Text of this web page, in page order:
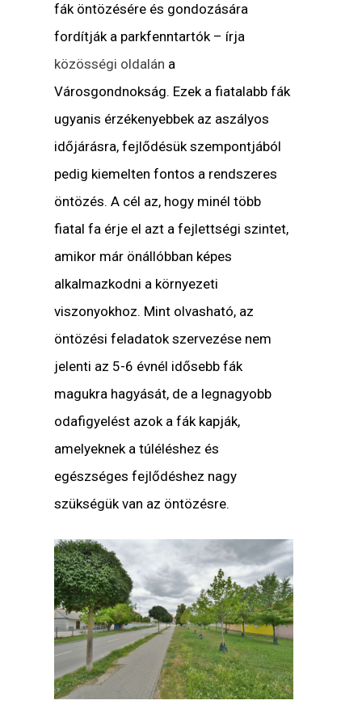
fák öntözésére és gondozására
fordítják a parkfenntartók – írja
közösségi oldalán a
Városgondnokság. Ezek a fiatalabb fák
ugyanis érzékenyebbek az aszályos
időjárásra, fejlődésük szempontjából
pedig kiemelten fontos a rendszeres
öntözés. A cél az, hogy minél több
fiatal fa érje el azt a fejlettségi szintet,
amikor már önállóbban képes
alkalmazkodni a környezeti
viszonyokhoz. Mint olvasható, az
öntözési feladatok szervezése nem
jelenti az 5-6 évnél idősebb fák
magukra hagyását, de a legnagyobb
odafigyelést azok a fák kapják,
amelyeknek a túléléshez és
egészséges fejlődéshez nagy
szükségük van az öntözésre.